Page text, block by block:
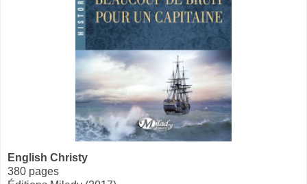
English Christy
380 pages